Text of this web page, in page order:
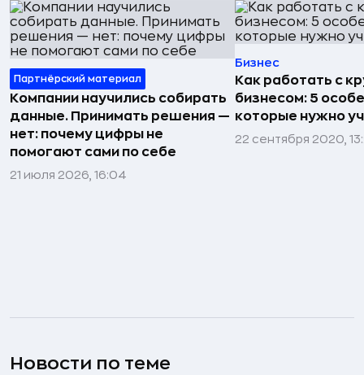
Партнёрский материал
Компании научились собирать
данные. Принимать решения —
нет: почему цифры не
помогают сами по себе
21 июля 2026, 16:04
Бизнес
Как работать с
бизнесом: 5
которые нужно
22 сентября 2020,
Новости по теме